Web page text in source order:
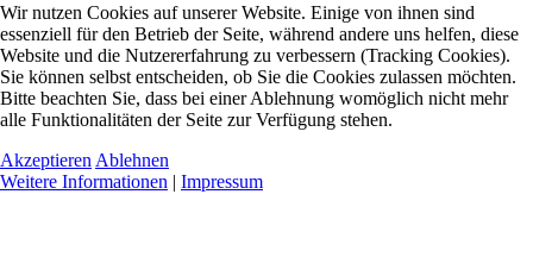
Wir nutzen Cookies auf unserer Website. Einige von ihnen sind
essenziell für den Betrieb der Seite, während andere uns helfen, diese
Website und die Nutzererfahrung zu verbessern (Tracking Cookies).
Sie können selbst entscheiden, ob Sie die Cookies zulassen möchten.
Bitte beachten Sie, dass bei einer Ablehnung womöglich nicht mehr
alle Funktionalitäten der Seite zur Verfügung stehen.
Akzeptieren Ablehnen
Weitere Informationen | Impressum